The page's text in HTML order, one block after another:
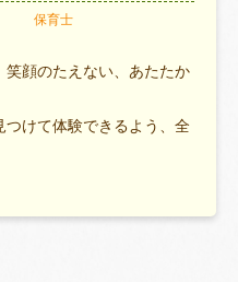
保育士
顔のたえない、あたたか
けて体験できるよう、全